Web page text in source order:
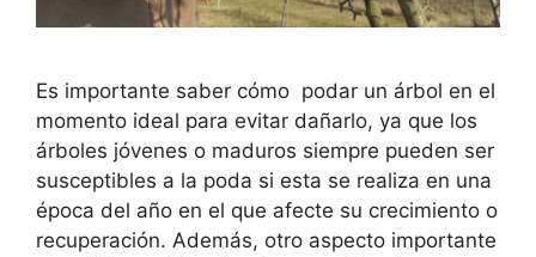
Es importante saber cómo podar un árbol en el
momento ideal para evitar dañarlo, ya que los
árboles jóvenes o maduros siempre pueden ser
susceptibles a la poda si esta se realiza en una
época del año en el que afecte su crecimiento o
recuperación. Además, otro aspecto importante